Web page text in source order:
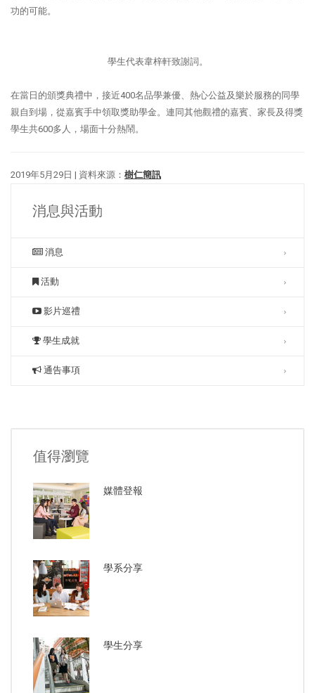
功的可能。
學生代表韋梓軒致謝詞。
在當日的頒獎典禮中，接近400名品學兼優、熱心公益及樂於服務的同學
親自到場，從嘉賓手中領取獎助學金。連同其他觀禮的嘉賓、家長及得獎
學生共600多人，場面十分熱鬧。
2019年5月29日 | 資料來源： 樹仁簡訊
消息與活動
消息
活動
影片巡禮
學生成就
通告事項
值得瀏覽
媒體登報
學系分享
學生分享